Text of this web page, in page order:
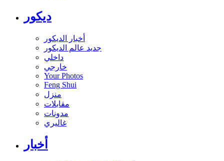
ديكور
أخبار الديكور
جديد عالم الديكور
داخلي
خارجي
Your Photos
Feng Shui
منزل
مقابلات
مدونات
غاليري
أخبار